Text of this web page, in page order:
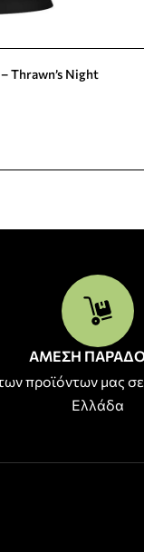
Thrawn’s Night
ΑΜΕΣΗ
προϊόντων μας
Ελλάδα